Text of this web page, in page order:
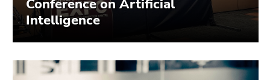
Conference on Artificial
Intelligence